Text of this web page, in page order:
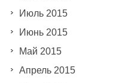
Июль 2015
Июнь 2015
Май 2015
Апрель 2015